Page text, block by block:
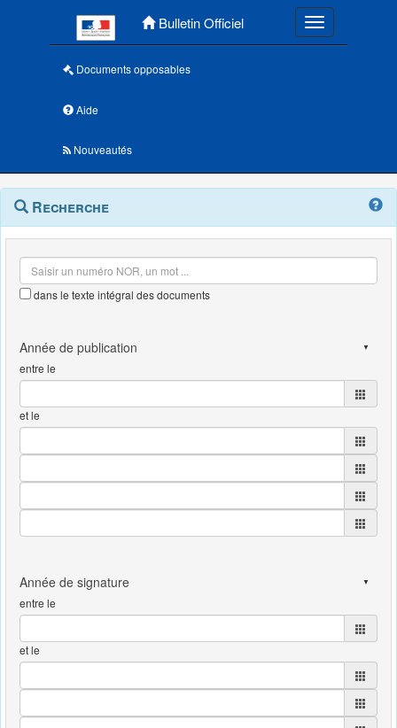
Bulletin Officiel Toggle
Documents opposables
Aide
Nouveautés
Navigation
outils
Menu
contextuel
Recherche
dans le texte intégral des documents
entre le
et le
entre le
et le